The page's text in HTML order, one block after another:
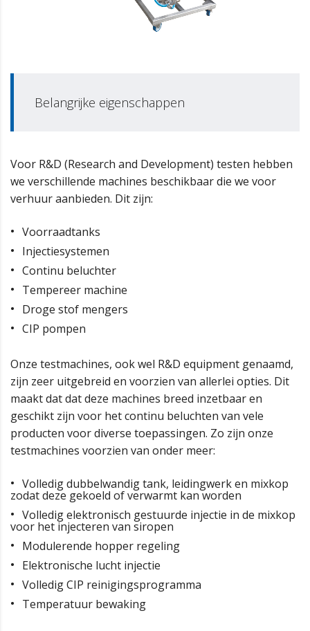
Belangrijke eigenschappen
Voor R&D (Research and Development) testen hebben
we verschillende machines beschikbaar die we voor
verhuur aanbieden. Dit zijn:
Voorraadtanks
Injectiesystemen
Continu beluchter
Tempereer machine
Droge stof mengers
CIP pompen
Onze testmachines, ook wel R&D equipment genaamd,
zijn zeer uitgebreid en voorzien van allerlei opties. Dit
maakt dat dat deze machines breed inzetbaar en
geschikt zijn voor het continu beluchten van vele
producten voor diverse toepassingen. Zo zijn onze
testmachines voorzien van onder meer:
Volledig dubbelwandig tank, leidingwerk en mixkop
zodat deze gekoeld of verwarmt kan worden
Volledig elektronisch gestuurde injectie in de mixkop
voor het injecteren van siropen
Modulerende hopper regeling
Elektronische lucht injectie
Volledig CIP reinigingsprogramma
Temperatuur bewaking